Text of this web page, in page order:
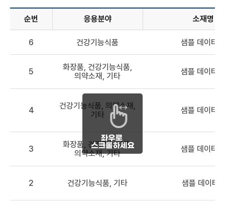
해양바이오소재 DB - 순번, 응용분야, 소재명, 원료, 효능 정보
순번 응용분야 소재명
6 건강기능식품 샘플 데이터 6
5
화장품, 건강기능식품,
의약소재, 기타
샘플 데이터 5
4
건강기능식품, 의약소재,
기타
샘플 데이터 4
3
화장품, 건강기능식품,
의약소재, 기타
샘플 데이터 3
2 건강기능식품, 기타 샘플 데이터2